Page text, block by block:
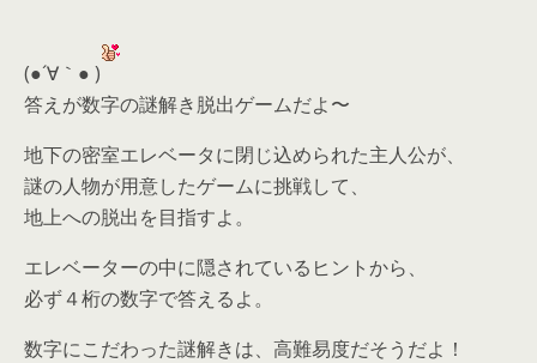
(●´∀｀● )
答えが数字の謎解き脱出ゲームだよ〜
地下の密室エレベータに閉じ込められた主人公が、
謎の人物が用意したゲームに挑戦して、
地上への脱出を目指すよ。
エレベーターの中に隠されているヒントから、
必ず４桁の数字で答えるよ。
数字にこだわった謎解きは、高難易度だそうだよ！